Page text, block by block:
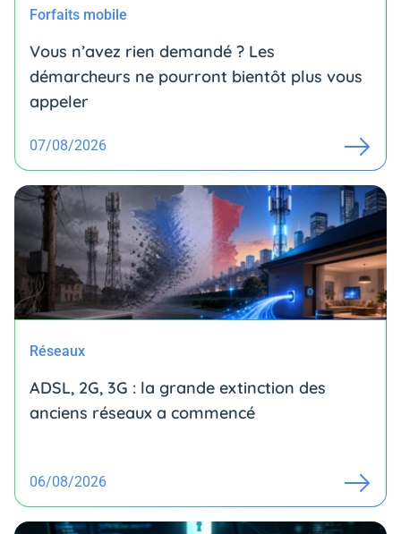
Forfaits mobile
Vous n’avez rien demandé ? Les
démarcheurs ne pourront bientôt plus vous
appeler
07/08/2026
Réseaux
ADSL, 2G, 3G : la grande extinction des
anciens réseaux a commencé
06/08/2026